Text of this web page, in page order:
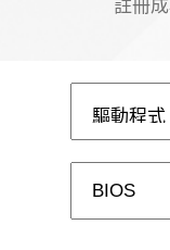
註冊